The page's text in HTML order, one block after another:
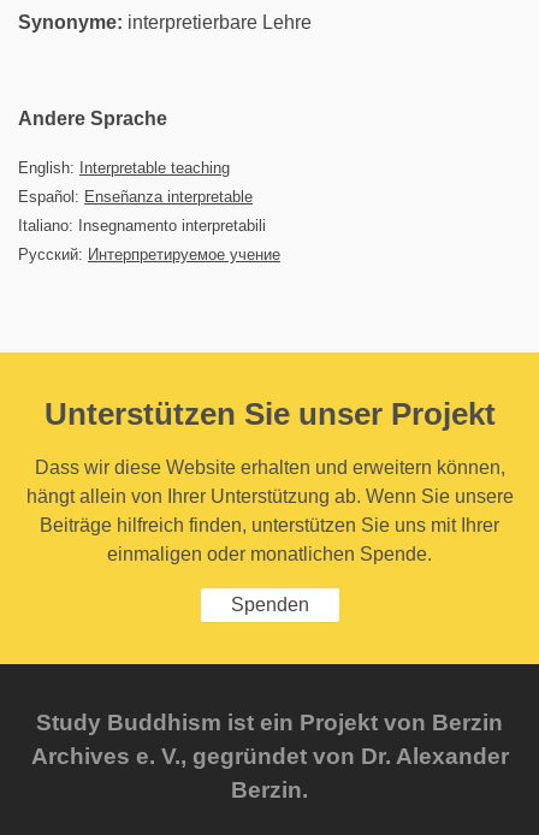
Synonyme: interpretierbare Lehre
Andere Sprache
English:
Interpretable teaching
Español: Enseñanza interpretable
Italiano: Insegnamento interpretabili
Русский: Интерпретируемое учение
Unterstützen Sie unser Projekt
Dass wir diese Website erhalten und erweitern können,
hängt allein von Ihrer Unterstützung ab. Wenn Sie unsere
Beiträge hilfreich finden, unterstützen Sie uns mit Ihrer
einmaligen oder monatlichen Spende.
Spenden
Study Buddhism ist ein Projekt von Berzin
Archives e. V., gegründet von Dr. Alexander
Berzin.